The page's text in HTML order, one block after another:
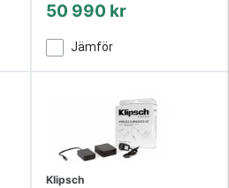
50 990 kr
Jämför
Klipsch